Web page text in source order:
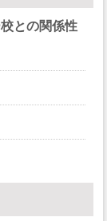
との関係性